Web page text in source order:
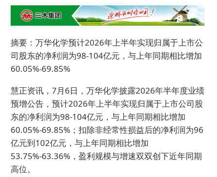
摘要：万华化学预计2026年上半年实现归属于上市公
司股东的净利润为98-104亿元，与上年同期相比增加
60.05%-69.85%
慧正资讯，7月6日，万华化学披露2026年半年度业绩
预增公告，预计2026年上半年实现归属于上市公司股
东的净利润为98-104亿元，与上年同期相比增加
60.05%-69.85%；扣除非经常性损益后的净利润为96
亿元到102亿元，与上年同期相比增加
53.75%-63.36%，盈利规模与增速双双创下近年同期
高位。